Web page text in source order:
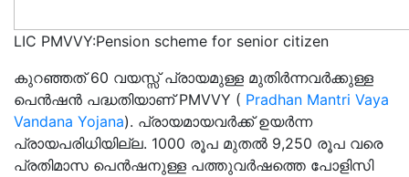
LIC PMVVY:Pension scheme for senior citizen
കുറഞ്ഞത് 60 വയസ്സ് പ്രായമുള്ള മുതിർന്നവർക്കുള്ള
പെൻഷൻ പദ്ധതിയാണ് PMVVY ( Pradhan Mantri Vaya
Vandana Yojana). പ്രായമായവർക്ക് ഉയർന്ന
പ്രായപരിധിയില്ല. 1000 രൂപ മുതൽ 9,250 രൂപ വരെ
പ്രതിമാസ പെൻഷനുള്ള പത്തുവർഷത്തെ പോളിസി